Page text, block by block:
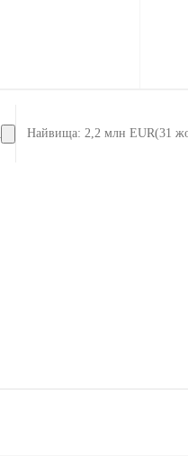
Найвища: 2,2 млн EUR(31